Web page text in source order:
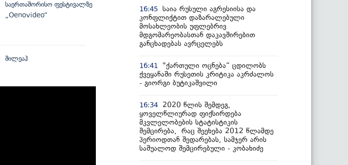
საერთაშორისო ფესტივალზე
„Oenovideo“
შილეაჰ
16:45 საია რუსული აგრესიისა და
კონფლიქტით დაზარალებული
მოსახლეობის უფლებრივ
მდგომარეობასთან დაკავშირებით
განცხადებას ავრცელებს
16:41
"ქართული ოცნება“ ცდილობს
ქვეყანაში რუსეთის კრიტიკა აკრძალოს
- გიორგი ბუტიკაშვილი
16:34
2020 წლის შემდეგ,
ყოველწლიურად ფიქსირდება
მკვლელობების სტატისტიკის
შემცირება, რაც შეეხება 2012 წლამდე
პერიოდთან შედარებას, სამჯერ არის
საშუალოდ შემცირებული - კობახიძე